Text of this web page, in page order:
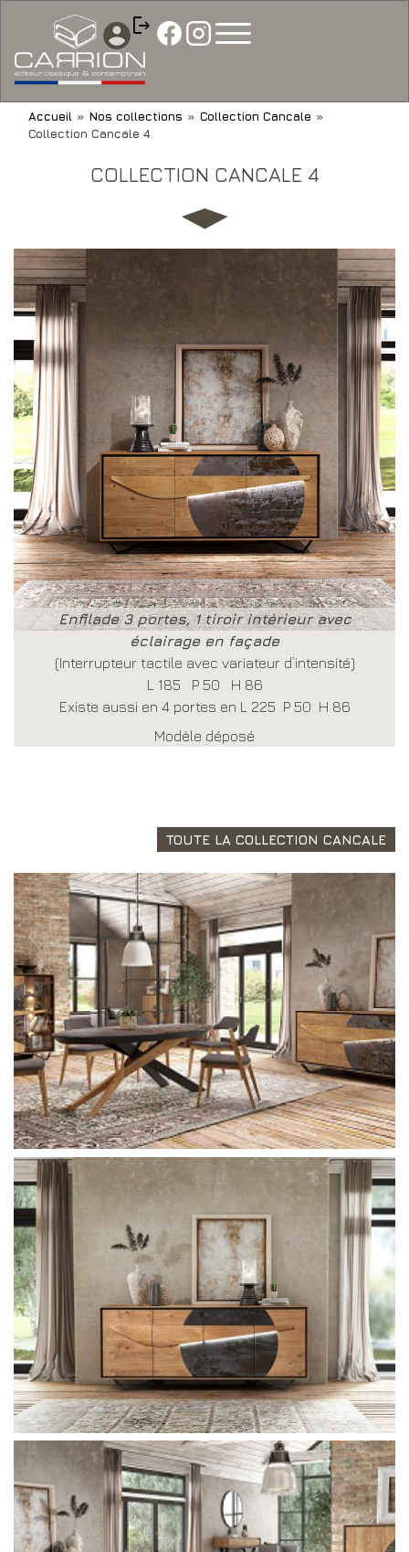
contenu
principal
logout
YOU
ARE
Accueil » Nos collections » Collection Cancale »
Collection Cancale 4
COLLECTION CANCALE 4
Enfilade 3 portes, 1 tiroir intérieur avec
éclairage en façade
(Interrupteur tactile avec variateur d’intensité)
L 185 P 50 H 86
Existe aussi en 4 portes en L 225 P 50 H 86
Modèle déposé
TOUTE LA COLLECTION CANCALE